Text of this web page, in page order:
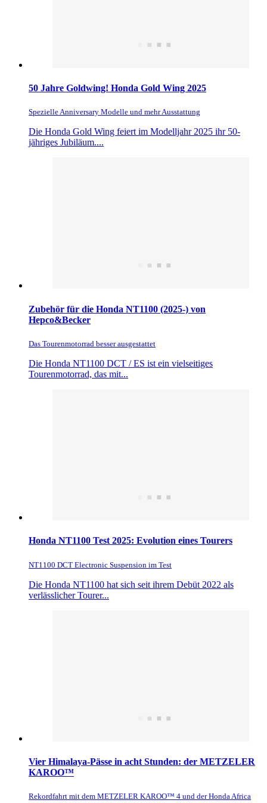
50 Jahre Goldwing! Honda Gold Wing 2025
Spezielle Anniversary Modelle und mehr Ausstattung
Die Honda Gold Wing feiert im Modelljahr 2025 ihr 50-
jähriges Jubiläum....
Zubehör für die Honda NT1100 (2025-) von
Hepco&Becker
Das Tourenmotorrad besser ausgestattet
Die Honda NT1100 DCT / ES ist ein vielseitiges
Tourenmotorrad, das mit...
Honda NT1100 Test 2025: Evolution eines Tourers
NT1100 DCT Electronic Suspension im Test
Die Honda NT1100 hat sich seit ihrem Debüt 2022 als
verlässlicher Tourer...
Vier Himalaya-Pässe in acht Stunden: der METZELER
KAROO™
Rekordfahrt mit dem METZELER KAROO™ 4 und der Honda Africa